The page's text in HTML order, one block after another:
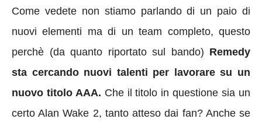
Come vedete non stiamo parlando di un paio di
nuovi elementi ma di un team completo, questo
perchè (da quanto riportato sul bando) Remedy
sta cercando nuovi talenti per lavorare su un
nuovo titolo AAA. Che il titolo in questione sia un
certo Alan Wake 2, tanto atteso dai fan? Anche se